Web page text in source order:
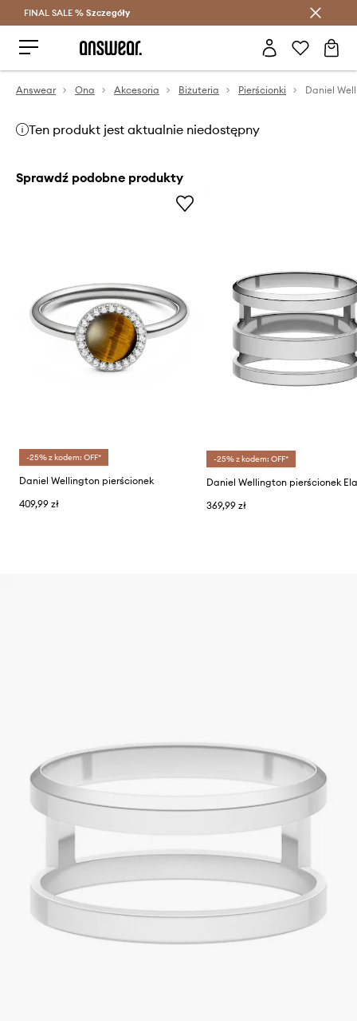
Oszczędzaj z Answear Club >
FINAL SALE % Szczegóły
Answear Ona Akcesoria Biżuteria Pierścionki
Ten produkt jest aktualnie niedostępny
Sprawdź podobne produkty
-25% z kodem: OFF*
Daniel Wellington pierścionek
409,99 zł
-25% z kodem: OFF*
369,99 zł